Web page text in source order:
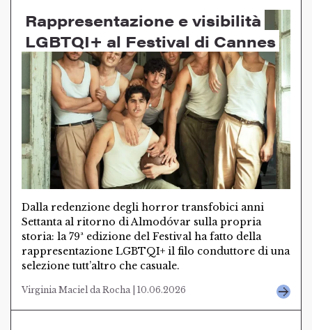
Rappresentazione e visibilità
LGBTQI+ al Festival di Cannes
Dalla redenzione degli horror transfobici anni
Settanta al ritorno di Almodóvar sulla propria
storia: la 79ª edizione del Festival ha fatto della
rappresentazione LGBTQI+ il filo conduttore di una
selezione tutt’altro che casuale.
Virginia Maciel da Rocha | 10.06.2026